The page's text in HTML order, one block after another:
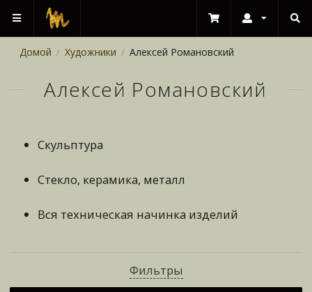
Домой / Художники / Алексей Романовский
Алексей Романовский
Скульптура
Стекло, керамика, металл
Вся техническая начинка изделий
Фильтры